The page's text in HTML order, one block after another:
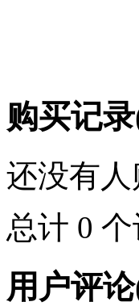
购买记录
还没有
总计 0
用户评论